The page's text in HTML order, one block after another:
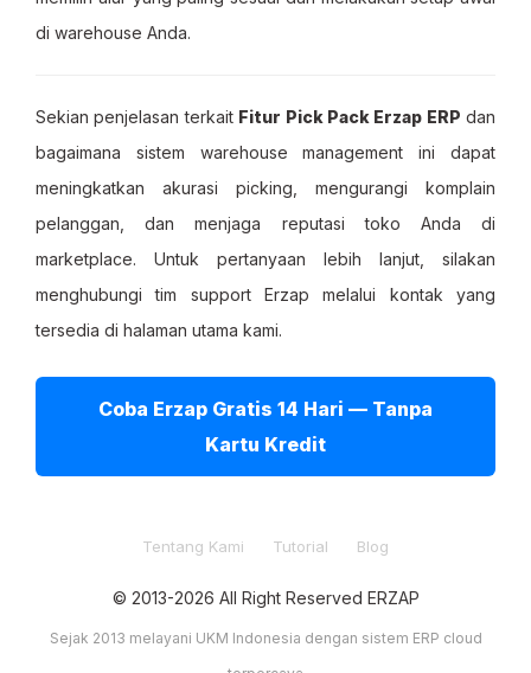
di warehouse Anda.
Sekian penjelasan terkait Fitur Pick Pack Erzap ERP dan
bagaimana sistem warehouse management ini dapat
meningkatkan akurasi picking, mengurangi komplain
pelanggan, dan menjaga reputasi toko Anda di
marketplace. Untuk pertanyaan lebih lanjut, silakan
menghubungi tim support Erzap melalui kontak yang
tersedia di halaman utama kami.
Coba Erzap Gratis 14 Hari — Tanpa
Kartu Kredit
Tentang Kami Tutorial Blog
© 2013-2026 All Right Reserved ERZAP
Sejak 2013 melayani UKM Indonesia dengan sistem ERP cloud